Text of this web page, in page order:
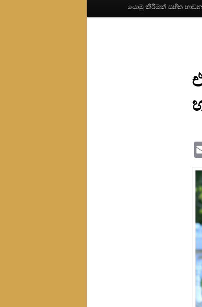
යොමු කිරීමක් සහිත